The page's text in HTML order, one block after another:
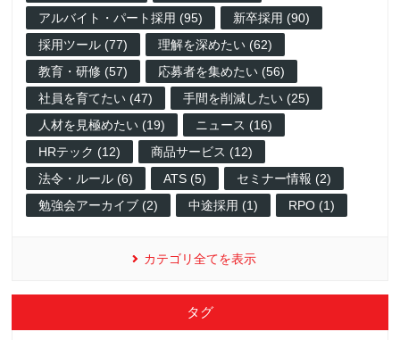
アルバイト・パート採用 (95)
新卒採用 (90)
採用ツール (77)
理解を深めたい (62)
教育・研修 (57)
応募者を集めたい (56)
社員を育てたい (47)
手間を削減したい (25)
人材を見極めたい (19)
ニュース (16)
HRテック (12)
商品サービス (12)
法令・ルール (6)
ATS (5)
セミナー情報 (2)
勉強会アーカイブ (2)
中途採用 (1) RPO (1)
カテゴリ全てを表示
タグ